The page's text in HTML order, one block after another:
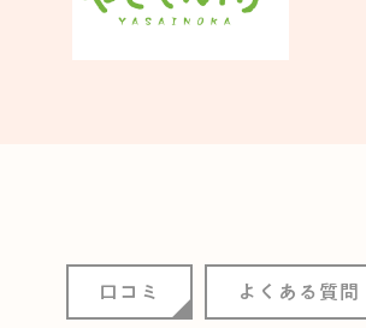
口コミ よくある質問